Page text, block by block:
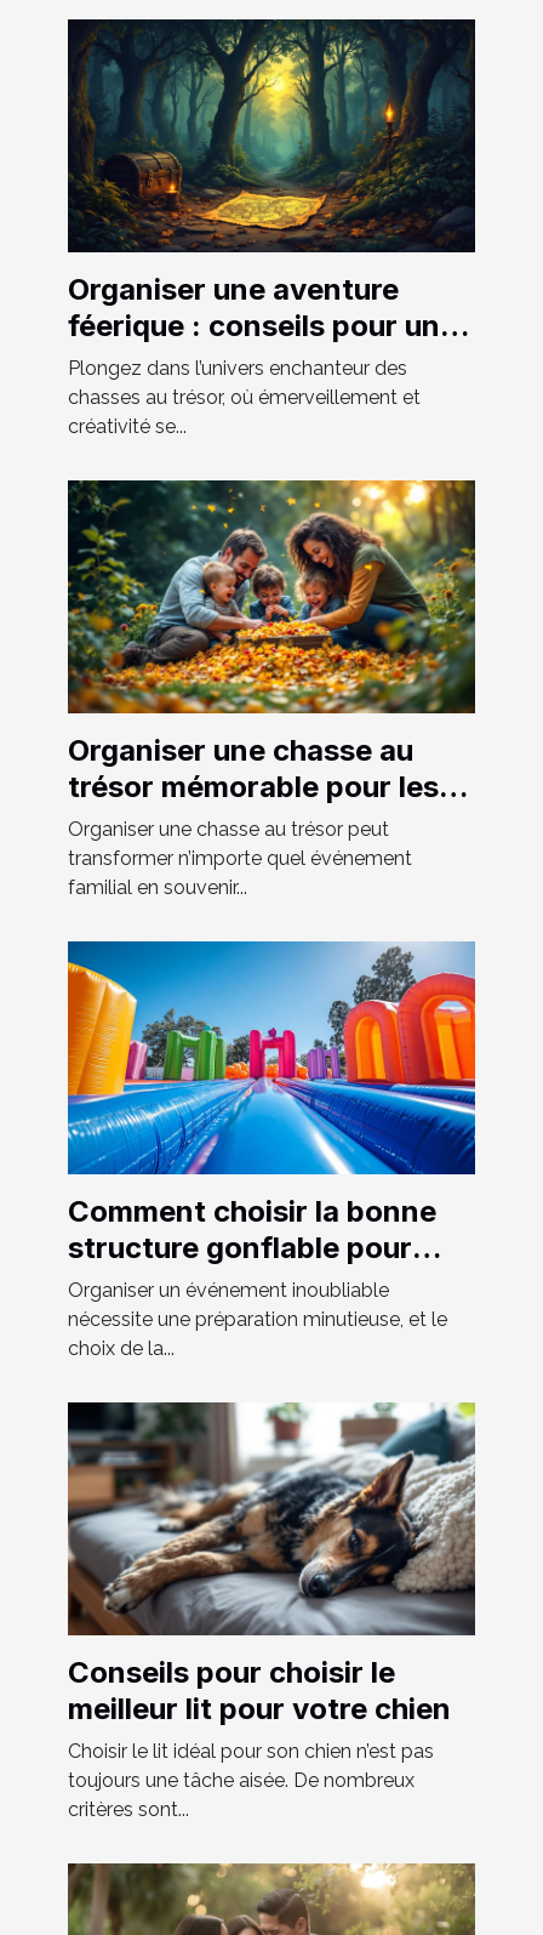
Organiser une aventure
féerique : conseils pour une
chasse au trésor réussie
Plongez dans l’univers enchanteur des
chasses au trésor, où émerveillement et
créativité se...
Organiser une chasse au
trésor mémorable pour les
événements familiaux
Organiser une chasse au trésor peut
transformer n’importe quel événement
familial en souvenir...
Comment choisir la bonne
structure gonflable pour
votre événement
Organiser un événement inoubliable
nécessite une préparation minutieuse, et le
choix de la...
Conseils pour choisir le
meilleur lit pour votre chien
Choisir le lit idéal pour son chien n’est pas
toujours une tâche aisée. De nombreux
critères sont...